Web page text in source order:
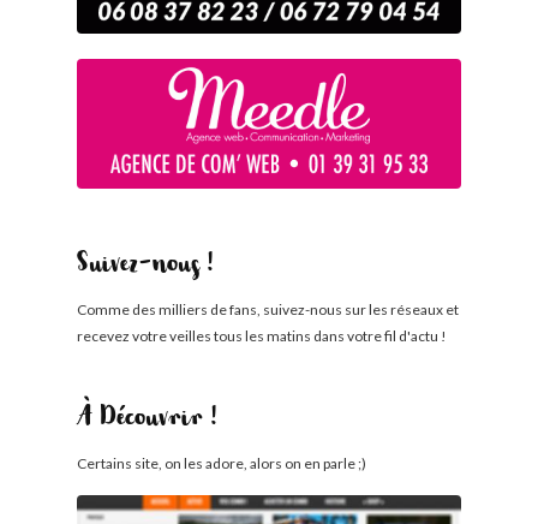
Suivez-nous !
Comme des milliers de fans, suivez-nous sur les réseaux et
recevez votre veilles tous les matins dans votre fil d'actu !
À Découvrir !
Certains site, on les adore, alors on en parle ;)